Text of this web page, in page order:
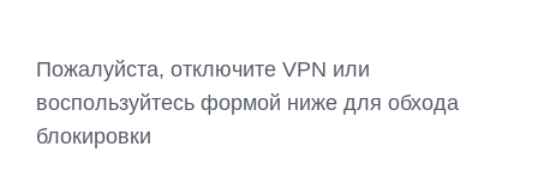
Пожалуйста, отключите VPN или
воспользуйтесь формой ниже для обхода
блокировки